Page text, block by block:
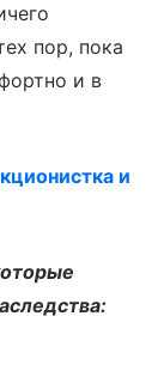
пор, пока
и в
и